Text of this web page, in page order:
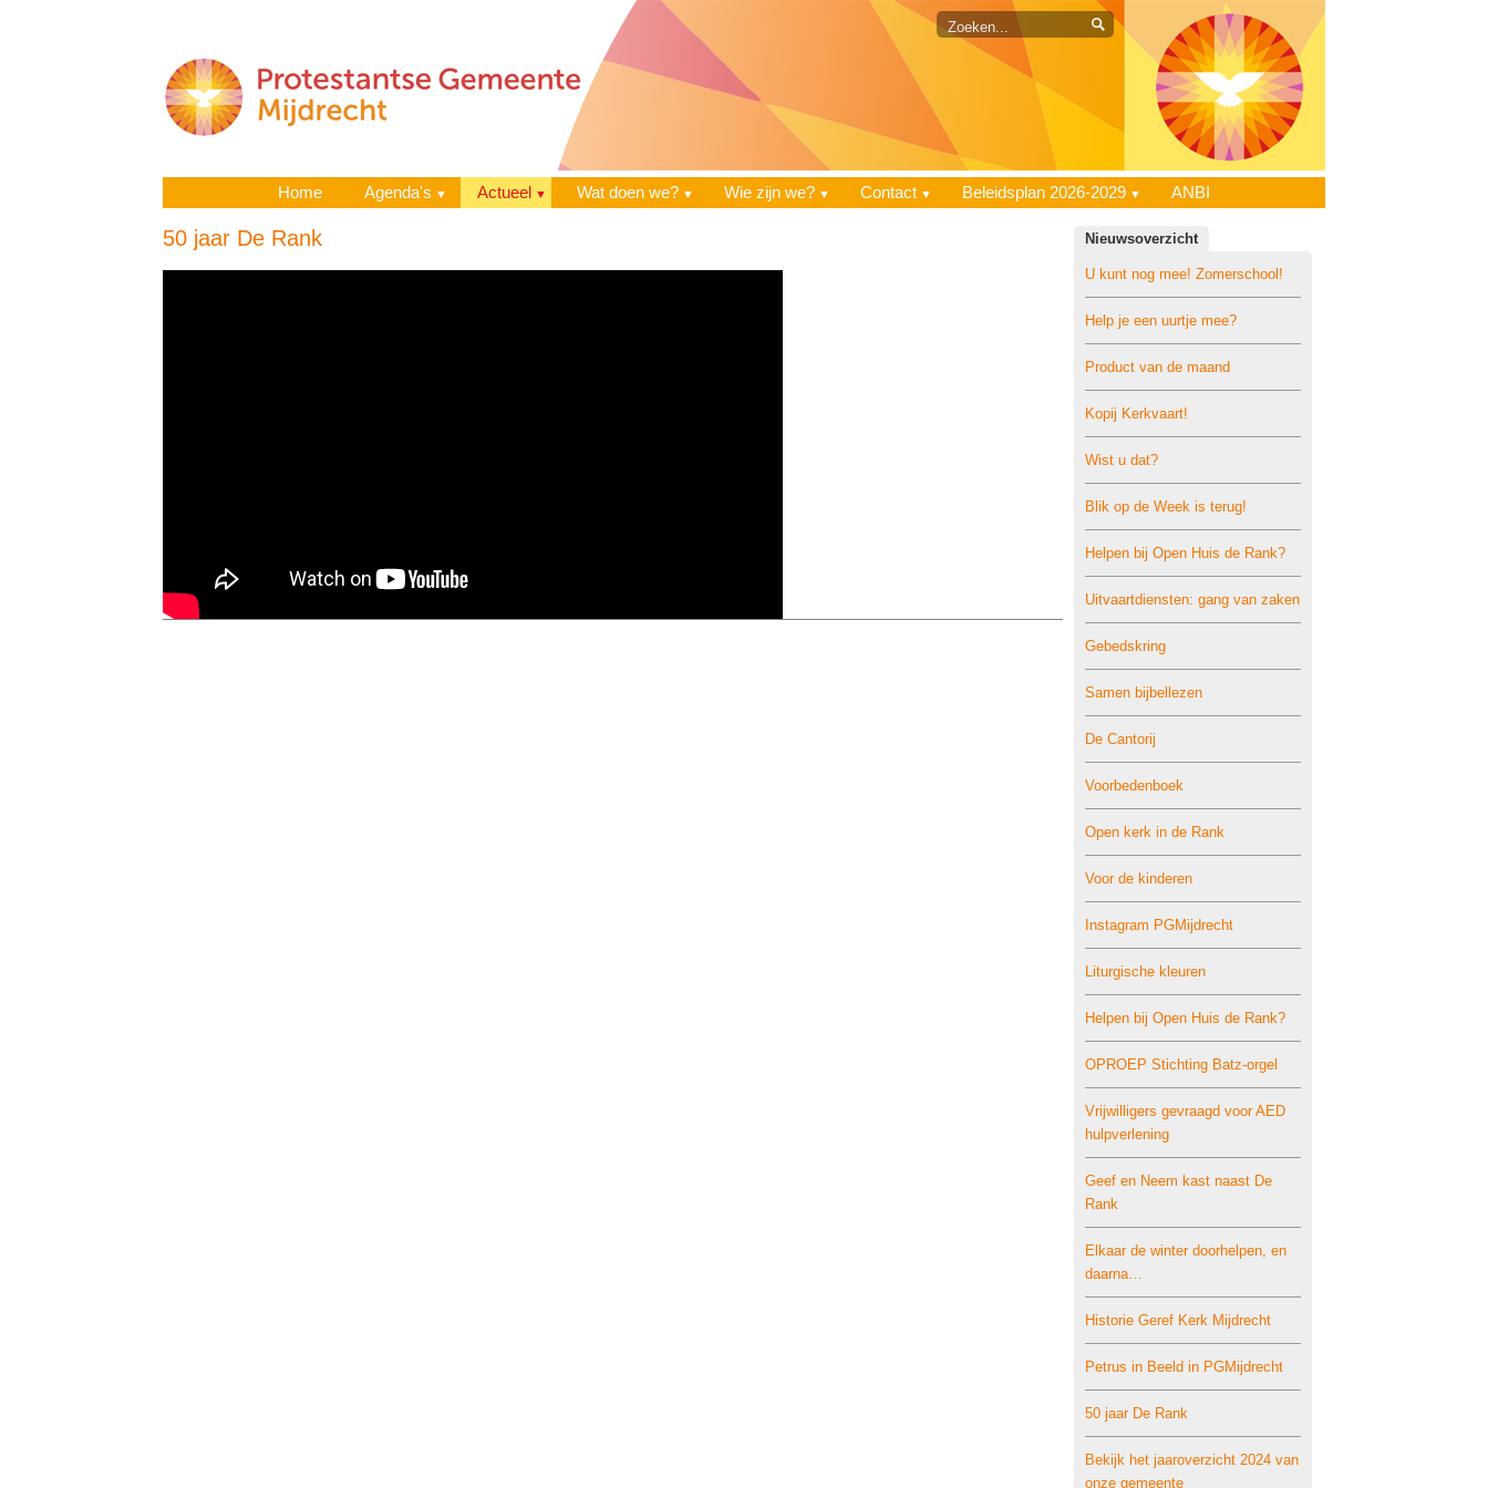
Home Agenda's Actueel Wat doen we? Wie zijn we? Contact Beleidsplan 2026-2029 ANBI
50 jaar De Rank Nieuwsoverzicht
U kunt nog mee! Zomerschool!
Help je een uurtje mee?
Product van de maand
Kopij Kerkvaart!
Wist u dat?
Blik op de Week is terug!
Helpen bij Open Huis de Rank?
Uitvaartdiensten: gang van zaken
Gebedskring
Samen bijbellezen
De Cantorij
Voorbedenboek
Open kerk in de Rank
Voor de kinderen
Instagram PGMijdrecht
Liturgische kleuren
Helpen bij Open Huis de Rank?
OPROEP Stichting Batz-orgel
Vrijwilligers gevraagd voor AED
hulpverlening
Geef en Neem kast naast De
Rank
Elkaar de winter doorhelpen, en
daarna…
Historie Geref Kerk Mijdrecht
Petrus in Beeld in PGMijdrecht
50 jaar De Rank
Bekijk het jaaroverzicht 2024 van
onze gemeente